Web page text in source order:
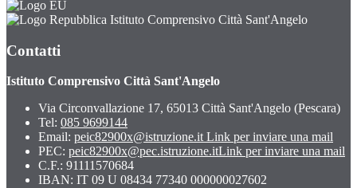
Istituto Comprensivo Città Sant'Angelo
Contatti
Istituto Comprensivo Città Sant'Angelo
Via Circonvallazione 17, 65013 Città Sant'Angelo (Pescara)
Tel: 085 9699144
Email: peic82900x@istruzione.it Link per inviare una mail
PEC: peic82900x@pec.istruzione.itLink per inviare una mail
C.F.: 91111570684
IBAN: IT 09 U 08434 77340 000000027602